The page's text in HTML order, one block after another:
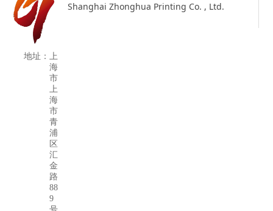
Shanghai Zhonghua Printing Co. , Ltd.
地址： 上
海
市
上
海
市
青
浦
区
汇
金
路
88
9